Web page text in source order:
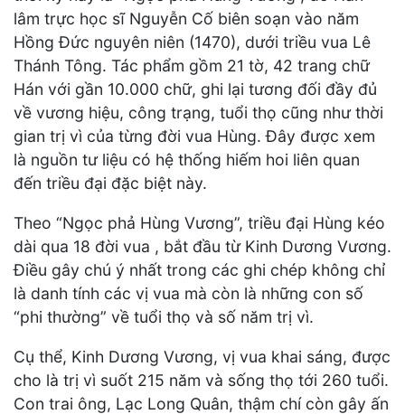
lâm trực học sĩ Nguyễn Cố biên soạn vào năm
Hồng Đức nguyên niên (1470), dưới triều vua Lê
Thánh Tông. Tác phẩm gồm 21 tờ, 42 trang chữ
Hán với gần 10.000 chữ, ghi lại tương đối đầy đủ
về vương hiệu, công trạng, tuổi thọ cũng như thời
gian trị vì của từng đời vua Hùng. Đây được xem
là nguồn tư liệu có hệ thống hiếm hoi liên quan
đến triều đại đặc biệt này.
Theo “Ngọc phả Hùng Vương”, triều đại Hùng kéo
dài qua 18 đời vua , bắt đầu từ Kinh Dương Vương.
Điều gây chú ý nhất trong các ghi chép không chỉ
là danh tính các vị vua mà còn là những con số
“phi thường” về tuổi thọ và số năm trị vì.
Cụ thể, Kinh Dương Vương, vị vua khai sáng, được
cho là trị vì suốt 215 năm và sống thọ tới 260 tuổi.
Con trai ông, Lạc Long Quân, thậm chí còn gây ấn